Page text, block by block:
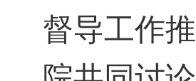
督导工作